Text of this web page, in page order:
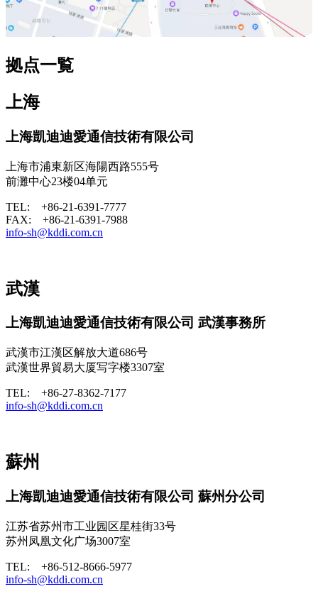
拠点一覧
上海
上海凱迪迪愛通信技術有限公司
上海市浦東新区海陽西路555号
前灘中心23楼04单元
TEL: +86-21-6391-7777
FAX: +86-21-6391-7988
info-sh@kddi.com.cn
武漢
上海凱迪迪愛通信技術有限公司 武漢事務所
武漢市江漢区解放大道686号
武漢世界貿易大厦写字楼3307室
TEL: +86-27-8362-7177
info-sh@kddi.com.cn
蘇州
上海凱迪迪愛通信技術有限公司 蘇州分公司
江苏省苏州市工业园区星桂街33号
苏州凤凰文化广场3007室
TEL: +86-512-8666-5977
info-sh@kddi.com.cn